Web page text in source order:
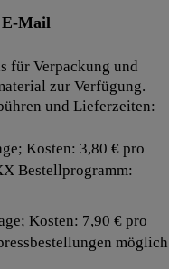
E-Mail
für Verpackung und
zur Verfügung.
und Lieferzeiten:
Kosten: 3,80 € pro
Bestellprogramm:
Kosten: 7,90 € pro
möglich